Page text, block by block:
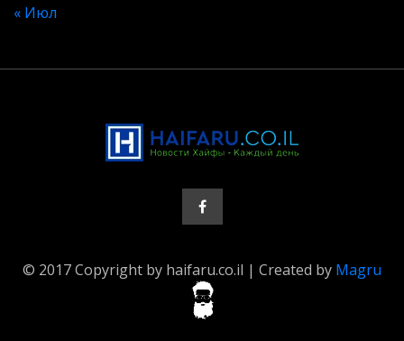
« Июл
© 2017 Copyright by haifaru.co.il | Created by Magru